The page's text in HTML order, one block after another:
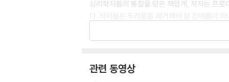
심리학자들의 통찰을 담은 책답게, 저자는 프
다. 저자들은 두려움을 제거해야 할 장애물이
써 자책의 굴레를 끊어내고 현재의 가치를 새롭
관련 동영상